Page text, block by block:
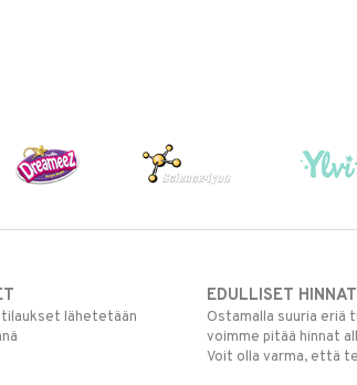
tilaukset lähetetään
EDULLISET HINNAT
Ostamalla suuria
voimme pitää hinnat
Voit olla varma, että